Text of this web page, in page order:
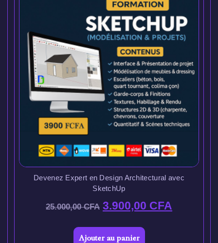
Devenez Expert en Design Architectural avec
SketchUp
25.000,00CFA 3.900,00 CFA
Ajouter au panier